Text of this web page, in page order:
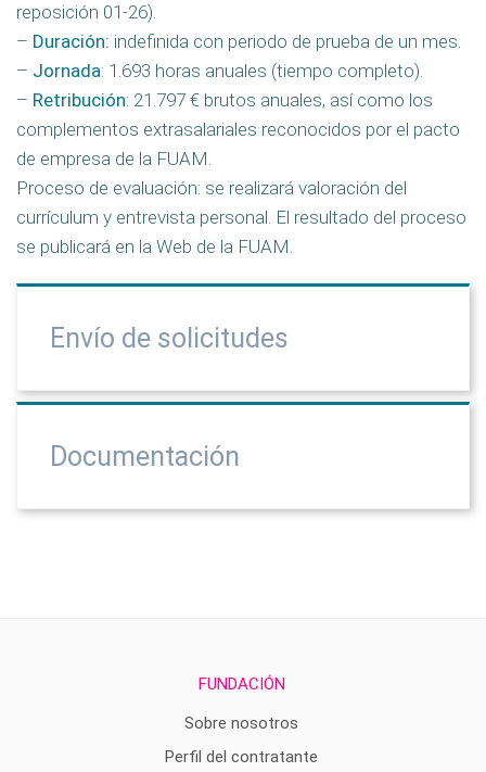
reposición 01-26).
– Duración: indefinida con periodo de prueba de un mes.
– Jornada: 1.693 horas anuales (tiempo completo).
– Retribución: 21.797 € brutos anuales, así como los
complementos extrasalariales reconocidos por el pacto
de empresa de la FUAM.
Proceso de evaluación: se realizará valoración del
currículum y entrevista personal. El resultado del proceso
se publicará en la Web de la FUAM.
Envío de solicitudes
Documentación
FUNDACIÓN
Sobre nosotros
Perfil del contratante